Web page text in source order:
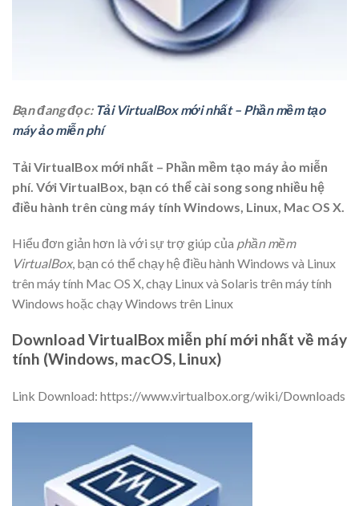
Bạn đang đọc: Tải VirtualBox mới nhất – Phần mềm tạo
máy ảo miễn phí
Tải VirtualBox mới nhất – Phần mềm tạo máy ảo miễn
phí. Với VirtualBox, bạn có thể cài song song nhiều hệ
điều hành trên cùng máy tính Windows, Linux, Mac OS X.
Hiểu đơn giản hơn là với sự trợ giúp của phần mềm
VirtualBox, bạn có thể chạy hệ điều hành Windows và Linux
trên máy tính Mac OS X, chạy Linux và Solaris trên máy tính
Windows hoặc chạy Windows trên Linux
Download VirtualBox miễn phí mới nhất về máy
tính (Windows, macOS, Linux)
Link Download: https://www.virtualbox.org/wiki/Downloads